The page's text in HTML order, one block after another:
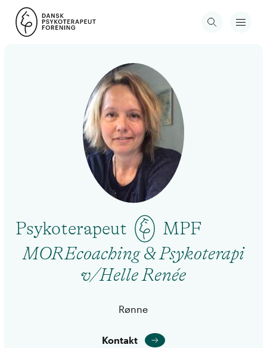
Psykoterapeut
MPF
MOREcoaching & Psykoterapi
v/Helle Renée
Rønne
Kontakt